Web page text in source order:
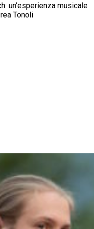
un’esperienza musicale
Tonoli